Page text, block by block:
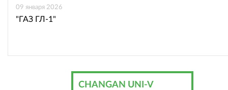
09 января 2026
"ГАЗ ГЛ-1"
CHANGAN UNI-V